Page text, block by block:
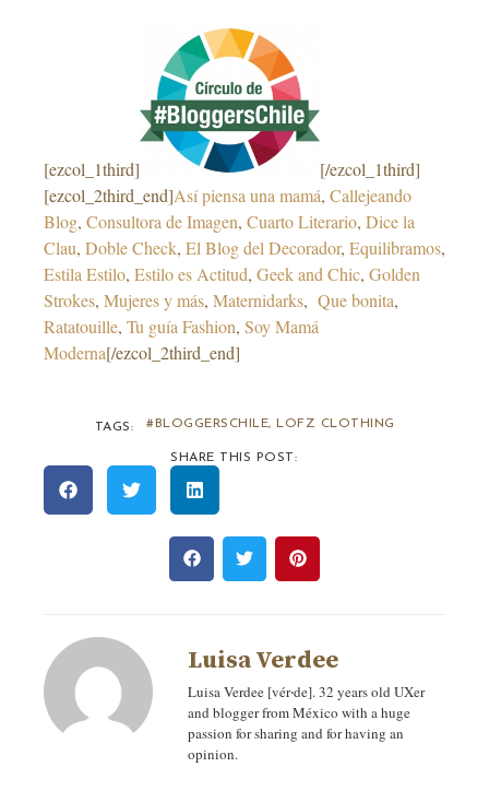
[ezcol_1third]
[/ezcol_1third]
[ezcol_2third_end]Así piensa una mamá, Callejeando
Blog, Consultora de Imagen, Cuarto Literario, Dice la
Clau, Doble Check, El Blog del Decorador, Equilibramos,
Estila Estilo, Estilo es Actitud, Geek and Chic, Golden
Strokes, Mujeres y más, Maternidarks, Que bonita,
Ratatouille, Tu guía Fashion, Soy Mamá
Moderna[/ezcol_2third_end]
TAGS: #BLOGGERSCHILE, LOFZ CLOTHING
SHARE THIS POST:
Luisa Verdee
Luisa Verdee [vér‧de]. 32 years old UXer
and blogger from México with a huge
passion for sharing and for having an
opinion.